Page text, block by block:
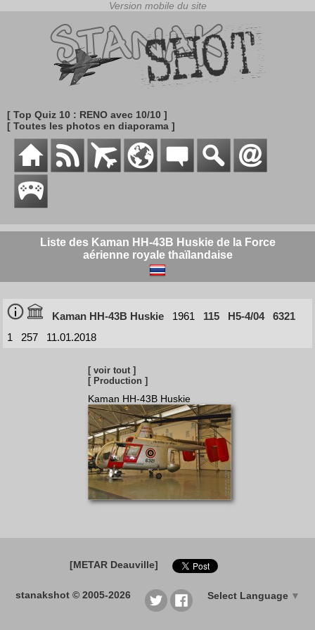
[ Top Quiz 10 : RENO avec 10/10 ]
[ Toutes les photos en diaporama ]
Liste des Kaman HH-43B Huskie de la Force
aérienne royale thaïlandaise
Kaman HH-43B Huskie 1961 115 H5-4/04
6321
1
257 11.01.2018
[ voir tout ]
[ Production ]
Kaman HH-43B Huskie
[METAR Deauville]
stanakshot © 2005-2026 Select Language ▼